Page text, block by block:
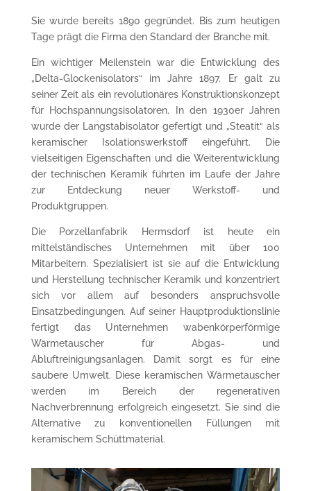
Sie wurde bereits 1890 gegründet. Bis zum heutigen
Tage prägt die Firma den Standard der Branche mit.
Ein wichtiger Meilenstein war die Entwicklung des
„Delta-Glockenisolators“ im Jahre 1897. Er galt zu
seiner Zeit als ein revolutionäres Konstruktionskonzept
für Hochspannungsisolatoren. In den 1930er Jahren
wurde der Langstabisolator gefertigt und „Steatit“ als
keramischer Isolationswerkstoff eingeführt. Die
vielseitigen Eigenschaften und die Weiterentwicklung
der technischen Keramik führten im Laufe der Jahre
zur Entdeckung neuer Werkstoff- und
Produktgruppen.
Die Porzellanfabrik Hermsdorf ist heute ein
mittelständisches Unternehmen mit über 100
Mitarbeitern. Spezialisiert ist sie auf die Entwicklung
und Herstellung technischer Keramik und konzentriert
sich vor allem auf besonders anspruchsvolle
Einsatzbedingungen. Auf seiner Hauptproduktionslinie
fertigt das Unternehmen wabenkörperförmige
Wärmetauscher für Abgas- und
Abluftreinigungsanlagen. Damit sorgt es für eine
saubere Umwelt. Diese keramischen Wärmetauscher
werden im Bereich der regenerativen
Nachverbrennung erfolgreich eingesetzt. Sie sind die
Alternative zu konventionellen Füllungen mit
keramischem Schüttmaterial.